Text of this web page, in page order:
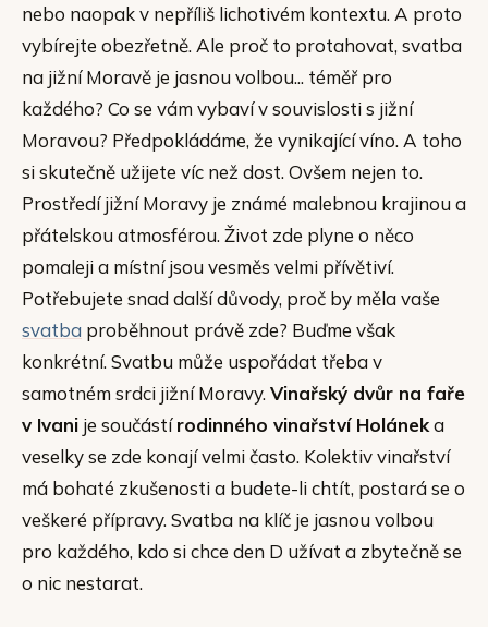
nebo naopak v nepříliš lichotivém kontextu. A proto
vybírejte obezřetně. Ale proč to protahovat, svatba
na jižní Moravě je jasnou volbou... téměř pro
každého? Co se vám vybaví v souvislosti s jižní
Moravou? Předpokládáme, že vynikající víno. A toho
si skutečně užijete víc než dost. Ovšem nejen to.
Prostředí jižní Moravy je známé malebnou krajinou a
přátelskou atmosférou. Život zde plyne o něco
pomaleji a místní jsou vesměs velmi přívětiví.
Potřebujete snad další důvody, proč by měla vaše
svatba proběhnout právě zde? Buďme však
konkrétní. Svatbu může uspořádat třeba v
samotném srdci jižní Moravy. Vinařský dvůr na faře
v Ivani je součástírodinného vinařství Holáneka
veselky se zde konají velmi často. Kolektiv vinařství
má bohaté zkušenosti a budete-li chtít, postará se o
veškeré přípravy. Svatba na klíč je jasnou volbou
pro každého, kdo si chce den D užívat a zbytečně se
o nic nestarat.